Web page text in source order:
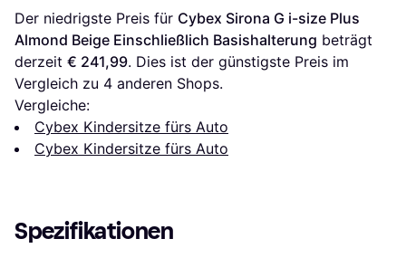
Der niedrigste Preis für Cybex Sirona G i-size Plus
Almond Beige Einschließlich Basishalterung beträgt
derzeit € 241,99. Dies ist der günstigste Preis im
Vergleich zu 4 anderen Shops.
Vergleiche:
Cybex Kindersitze fürs Auto
Cybex Kindersitze fürs Auto
Spezifikationen